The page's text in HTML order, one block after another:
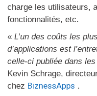
charge les utilisateurs,
fonctionnalités, etc.
« L’un des coûts les
d’applications est
celle-ci publiée dans
Kevin Schrage,
chez BiznessApps .